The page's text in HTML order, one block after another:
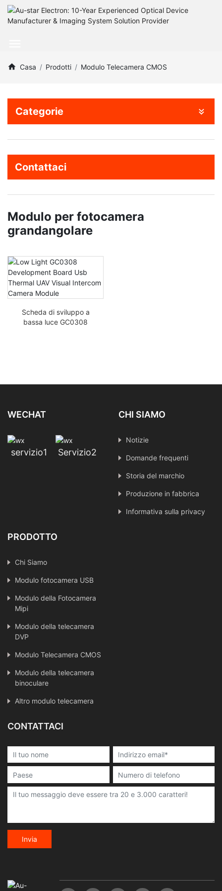
Casa Prodotti Modulo Telecamera CMOS
Categorie
Contattaci
Modulo per fotocamera
grandangolare
Scheda di sviluppo a
bassa luce GC0308
WECHAT
servizio1 Servizio2
CHI SIAMO
Notizie
Domande frequenti
Storia del marchio
Produzione in fabbrica
Informativa sulla privacy
PRODOTTO
Chi Siamo
Modulo fotocamera USB
Modulo della Fotocamera
Mipi
Modulo della telecamera
DVP
Modulo Telecamera CMOS
Modulo della telecamera
binoculare
Altro modulo telecamera
CONTATTACI
Invia